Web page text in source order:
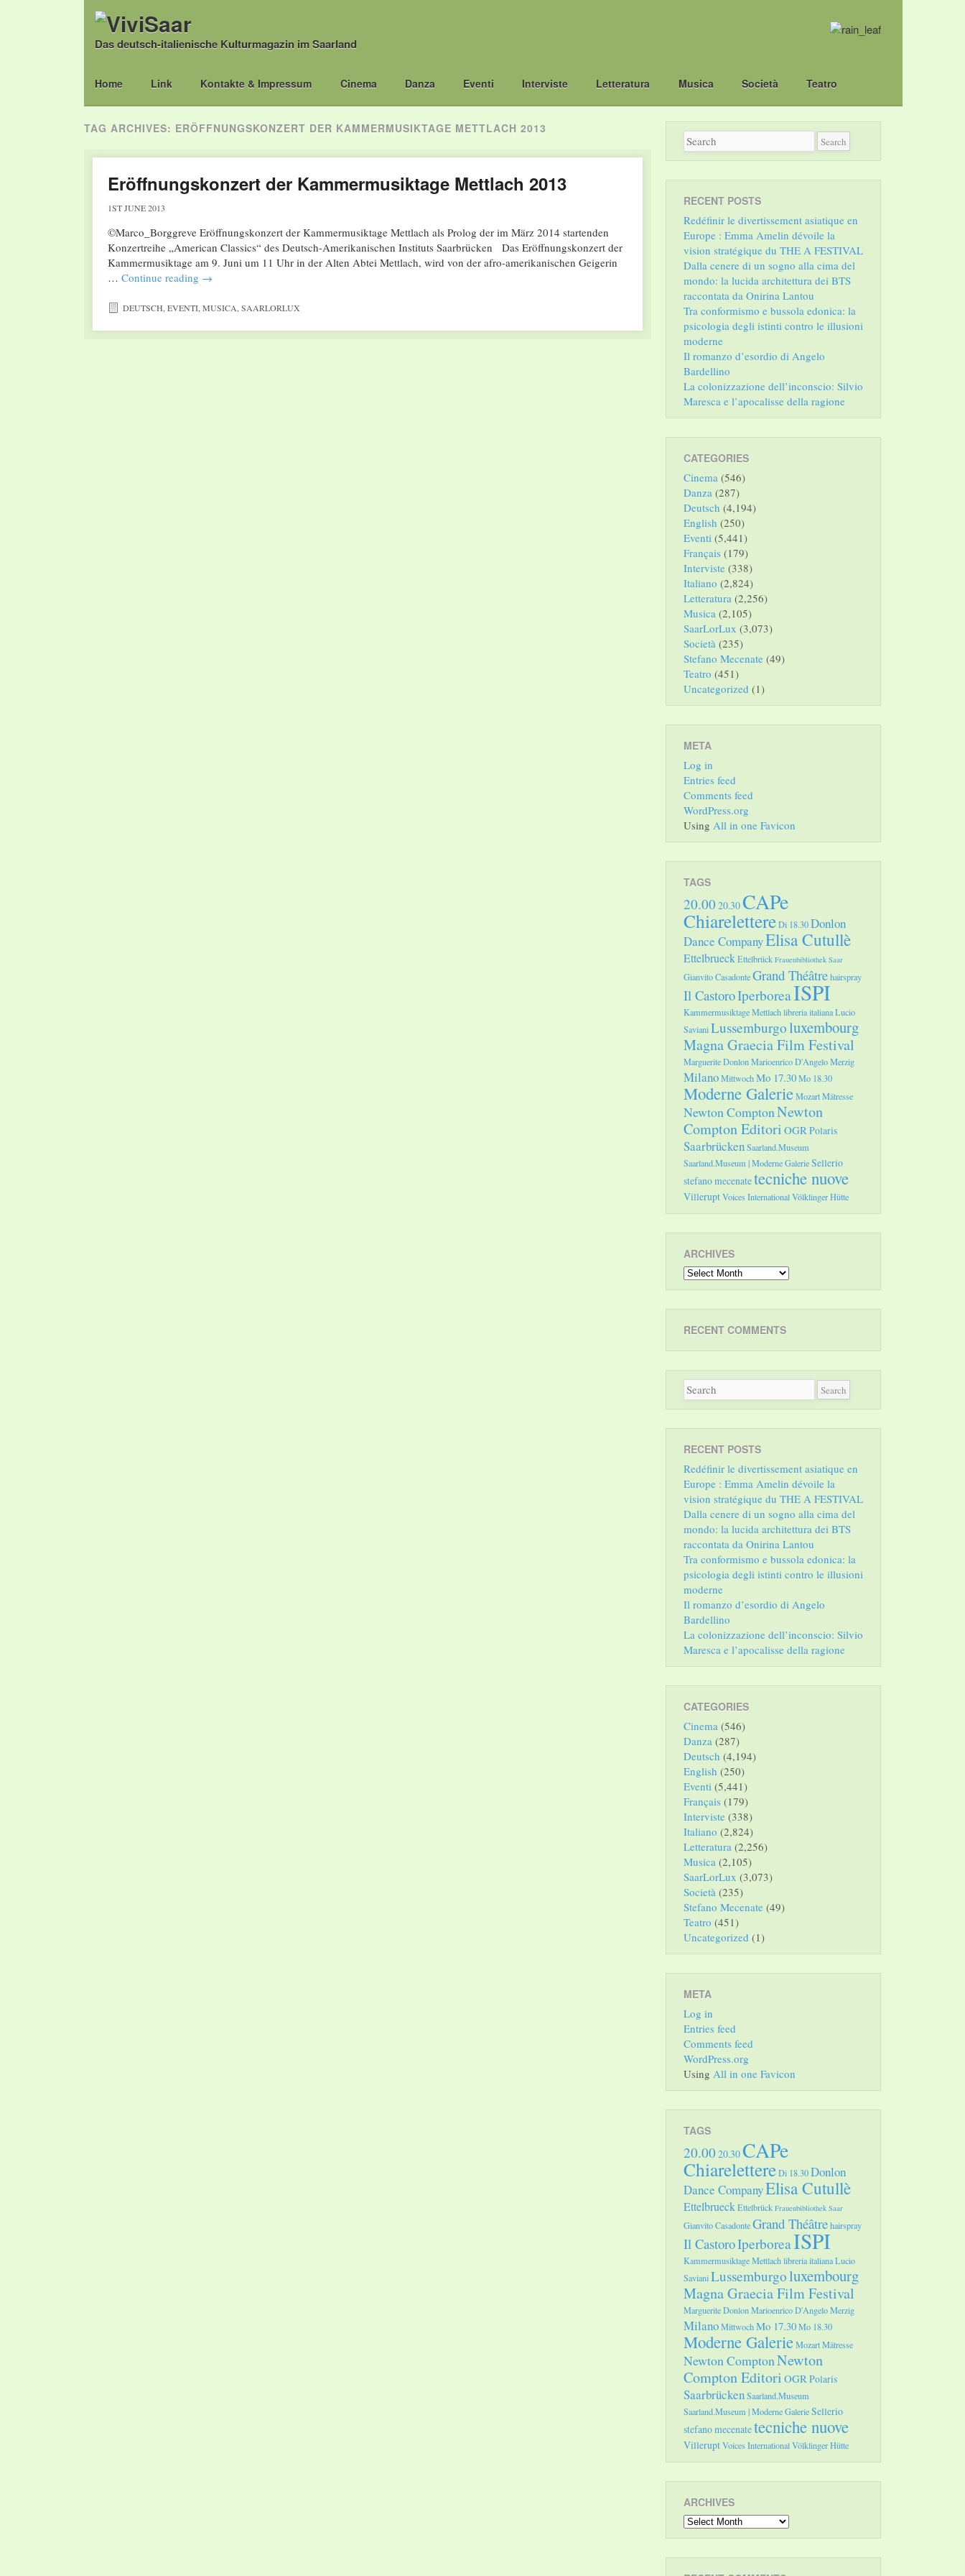
Das deutsch-italienische Kulturmagazin im Saarland
Main menu
Skip
Home Link Kontakte & Impressum Cinema Danza Eventi Interviste Letteratura Musica Società Teatro
TAG ARCHIVES: ERÖFFNUNGSKONZERT DER KAMMERMUSIKTAGE METTLACH 2013
Eröffnungskonzert der Kammermusiktage Mettlach 2013
1ST JUNE 2013
©Marco_Borggreve Eröffnungskonzert der Kammermusiktage Mettlach als Prolog der im März 2014 startenden
Konzertreihe „American Classics“ des Deutsch-Amerikanischen Instituts Saarbrücken Das Eröffnungskonzert der
Kammermusiktage am 9. Juni um 11 Uhr in der Alten Abtei Mettlach, wird von der afro-amerikanischen Geigerin
… Continue reading →
DEUTSCH,EVENTI,MUSICA,SAARLORLUX
RECENT POSTS
Redéfinir le divertissement asiatique en
Europe : Emma Amelin dévoile la
vision stratégique du THE A FESTIVAL
Dalla cenere di un sogno alla cima del
mondo: la lucida architettura dei BTS
raccontata da Onirina Lantou
Tra conformismo e bussola edonica: la
psicologia degli istinti contro le illusioni
moderne
Il romanzo d’esordio di Angelo
Bardellino
La colonizzazione dell’inconscio: Silvio
Maresca e l’apocalisse della ragione
CATEGORIES
Cinema (546)
Danza (287)
Deutsch (4,194)
English (250)
Eventi (5,441)
Français (179)
Interviste (338)
Italiano (2,824)
Letteratura (2,256)
Musica (2,105)
SaarLorLux (3,073)
Società (235)
Stefano Mecenate (49)
Teatro (451)
Uncategorized (1)
META
Log in
Entries feed
Comments feed
WordPress.org
Using All in one Favicon
TAGS
20.00 20.30CAPe
ChiarelettereDi 18.30Donlon
Dance CompanyElisa Cutullè
EttelbrueckEttelbrück Frauenbibliothek Saar
Gianvito CasadonteGrand Théâtrehairspray
Il CastoroIperboreaISPI
Kammermusiktage Mettlachlibreria italianaLucio
SavianiLussemburgoluxembourg
Magna Graecia Film Festival
Marguerite DonlonMarioenrico D'AngeloMerzig
MilanoMittwochMo 17.30Mo 18.30
Moderne GalerieMozartMätresse
Newton ComptonNewton
Compton Editori OGRPolaris
SaarbrückenSaarland.Museum
Saarland.Museum | Moderne GalerieSellerio
stefano mecenatetecniche nuove
VilleruptVoices InternationalVölklinger Hütte
ARCHIVES
Archives
RECENT COMMENTS
RECENT POSTS
Redéfinir le divertissement asiatique en
Europe : Emma Amelin dévoile la
vision stratégique du THE A FESTIVAL
Dalla cenere di un sogno alla cima del
mondo: la lucida architettura dei BTS
raccontata da Onirina Lantou
Tra conformismo e bussola edonica: la
psicologia degli istinti contro le illusioni
moderne
Il romanzo d’esordio di Angelo
Bardellino
La colonizzazione dell’inconscio: Silvio
Maresca e l’apocalisse della ragione
CATEGORIES
Cinema (546)
Danza (287)
Deutsch (4,194)
English (250)
Eventi (5,441)
Français (179)
Interviste (338)
Italiano (2,824)
Letteratura (2,256)
Musica (2,105)
SaarLorLux (3,073)
Società (235)
Stefano Mecenate (49)
Teatro (451)
Uncategorized (1)
META
Log in
Entries feed
Comments feed
WordPress.org
Using All in one Favicon
TAGS
20.00 20.30CAPe
ChiarelettereDi 18.30Donlon
Dance CompanyElisa Cutullè
EttelbrueckEttelbrück Frauenbibliothek Saar
Gianvito CasadonteGrand Théâtrehairspray
Il CastoroIperboreaISPI
Kammermusiktage Mettlachlibreria italianaLucio
SavianiLussemburgoluxembourg
Magna Graecia Film Festival
Marguerite DonlonMarioenrico D'AngeloMerzig
MilanoMittwochMo 17.30Mo 18.30
Moderne GalerieMozartMätresse
Newton ComptonNewton
Compton Editori OGRPolaris
SaarbrückenSaarland.Museum
Saarland.Museum | Moderne GalerieSellerio
stefano mecenatetecniche nuove
VilleruptVoices InternationalVölklinger Hütte
ARCHIVES
Archives